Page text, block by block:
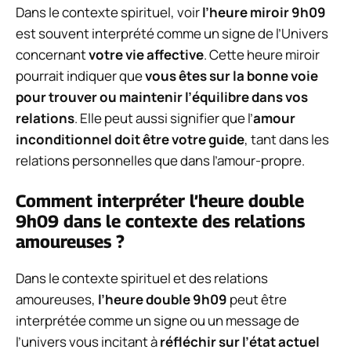
Dans le contexte spirituel, voirl’heure miroir 9h09
est souvent interprété comme un signe de l’Univers
concernantvotre vie affective. Cette heure miroir
pourrait indiquer quevous êtes sur la bonne voie
pour trouver ou maintenir l’équilibre dans vos
relations. Elle peut aussi signifier que l’amour
inconditionnel doit être votre guide, tant dans les
relations personnelles que dans l’amour-propre.
Comment interpréter l’heure double
9h09 dans le contexte des relations
amoureuses ?
Dans le contexte spirituel et des relations
amoureuses, l’heure double 9h09 peut être
interprétée comme un signe ou un message de
l’univers vous incitant àréfléchir sur l’état actuel